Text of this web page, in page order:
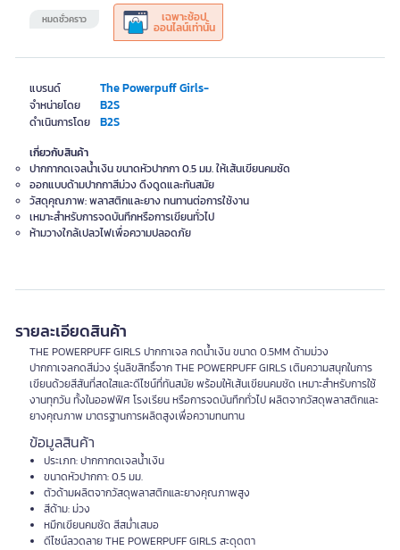
แบรนด์ The Powerpuff Girls-
จำหน่ายโดย B2S
ดำเนินการโดย B2S
หมดชั่วคราว เฉพาะช้อป
ออนไลน์เท่านั้น
เกี่ยวกับสินค้า
ปากกากดเจลน้ำเงิน ขนาดหัวปากกา 0.5 มม. ให้เส้นเขียนคมชัด
ออกแบบด้ามปากกาสีม่วง ดึงดูดและทันสมัย
วัสดุคุณภาพ: พลาสติกและยาง ทนทานต่อการใช้งาน
เหมาะสำหรับการจดบันทึกหรือการเขียนทั่วไป
ห้ามวางใกล้เปลวไฟเพื่อความปลอดภัย
รายละเอียดสินค้า
THE POWERPUFF GIRLS ปากกาเจล กดน้ำเงิน ขนาด 0.5MM ด้ามม่วง
ปากกาเจลกดสีม่วง รุ่นลิขสิทธิ์จาก THE POWERPUFF GIRLS เติมความสนุกในการ
เขียนด้วยสีสันที่สดใสและดีไซน์ที่ทันสมัย พร้อมให้เส้นเขียนคมชัด เหมาะสำหรับการใช้
งานทุกวัน ทั้งในออฟฟิศ โรงเรียน หรือการจดบันทึกทั่วไป ผลิตจากวัสดุพลาสติกและ
ยางคุณภาพ มาตรฐานการผลิตสูงเพื่อความทนทาน
ข้อมูลสินค้า
ประเภท: ปากกากดเจลน้ำเงิน
ขนาดหัวปากกา: 0.5 มม.
ตัวด้ามผลิตจากวัสดุพลาสติกและยางคุณภาพสูง
สีด้าม: ม่วง
หมึกเขียนคมชัด สีสม่ำเสมอ
ดีไซน์ลวดลาย THE POWERPUFF GIRLS สะดุดตา